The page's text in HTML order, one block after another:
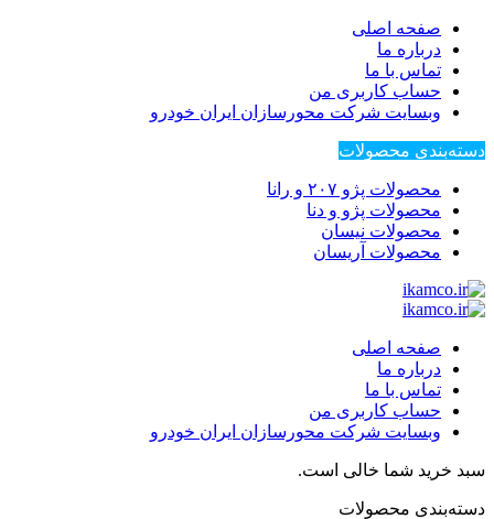
صفحه اصلی
درباره ما
تماس با ما
حساب کاربری من
وبسایت شرکت محورسازان ایران خودرو
دسته‌بندی محصولات
محصولات پژو ۲۰۷ و رانا
محصولات پژو و دنا
محصولات نیسان
محصولات آریسان
صفحه اصلی
درباره ما
تماس با ما
حساب کاربری من
وبسایت شرکت محورسازان ایران خودرو
سبد خرید شما خالی است.
دسته‌بندی محصولات